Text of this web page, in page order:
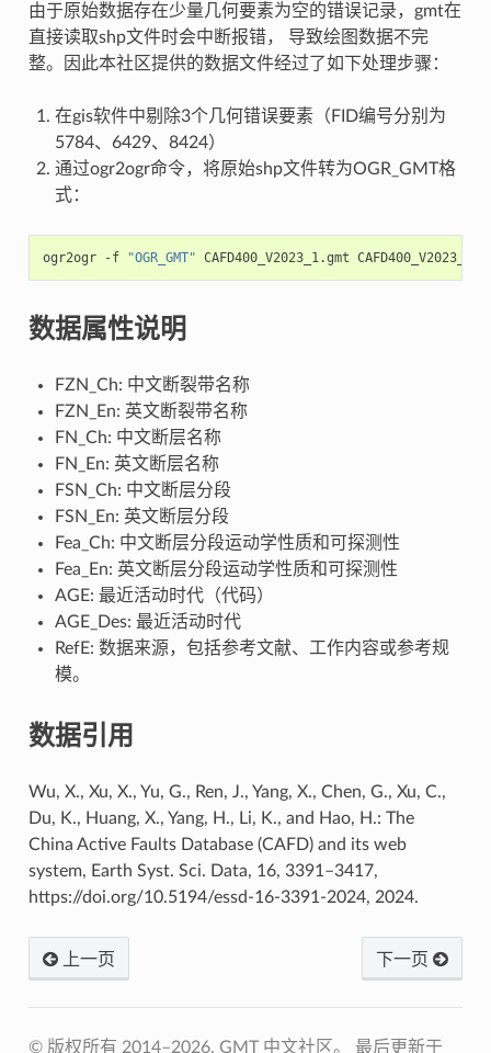
由于原始数据存在少量几何要素为空的错误记录，gmt在
直接读取shp文件时会中断报错， 导致绘图数据不完
整。因此本社区提供的数据文件经过了如下处理步骤：
在gis软件中剔除3个几何错误要素（FID编号分别为
5784、6429、8424）
通过ogr2ogr命令，将原始shp文件转为OGR_GMT格
式：
ogr2ogr -f "OGR_GMT" CAFD400_V2023_1.gmt
数据属性说明
FZN_Ch: 中文断裂带名称
FZN_En: 英文断裂带名称
FN_Ch: 中文断层名称
FN_En: 英文断层名称
FSN_Ch: 中文断层分段
FSN_En: 英文断层分段
Fea_Ch: 中文断层分段运动学性质和可探测性
Fea_En: 英文断层分段运动学性质和可探测性
AGE: 最近活动时代（代码）
AGE_Des: 最近活动时代
RefE: 数据来源，包括参考文献、工作内容或参考规
模。
数据引用
Wu, X., Xu, X., Yu, G., Ren, J., Yang, X., Chen, G., Xu, C.,
Du, K., Huang, X., Yang, H., Li, K., and Hao, H.: The
China Active Faults Database (CAFD) and its web
system, Earth Syst. Sci. Data, 16, 3391–3417,
https://doi.org/10.5194/essd-16-3391-2024, 2024.
上一页 下一页
© 版权所有 2014–2026, GMT 中文社区。 最后更新于